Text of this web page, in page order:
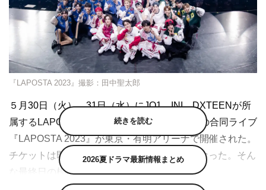
『LAPOSTA 2023』撮影：田中聖太郎
５月 30日（火）、31日（水）にJO1、INI、DXTEEN が所
属する LAPONE
エンタテインメントの初めての合同ライブ
『 LAPOSTA 2023』が東京・有明アリーナで開催された。
チケットは即日完売しプレミアムチケットとなった。そん
な最終日の模様をリポート。
続きを読む
2026夏ドラマ最新情報まとめ